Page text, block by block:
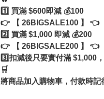
1️⃣ 買滿 $600即減 💰100
👉 【 26BIGSALE100 】 👈
2️⃣ 買滿 $1,000 即減 💰200
👉 【 26BIGSALE200 】 👈
3️⃣扣減後只要實付滿 $1,000
🛒